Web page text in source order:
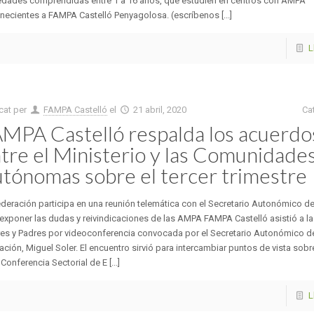
a FAMPA Castelló Penyagolosa. (escríbenos [...]
per FAMPA Castelló el 21 abril, 2020
Castelló respalda los
el Ministerio y las
sobre el tercer trimestre
participa en una reunión telemática con el Secretario Autonómico
las dudas y reivindicaciones de las AMPA FAMPA Castelló asistió a
y Padres por videoconferencia convocada por el Secretario Autonómico
Miguel Soler. El encuentro sirvió para intercambiar puntos de vista
Sectorial de E [...]